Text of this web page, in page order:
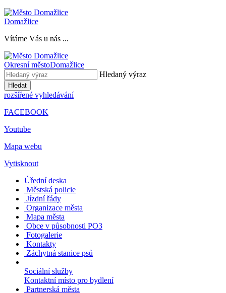
Domažlice
Vítáme Vás u nás ...
Okresní městoDomažlice
Hledaný výraz
Hledat
rozšířené vyhledávání
FACEBOOK
Youtube
Mapa webu
Vytisknout
Úřední deska
Městská policie
Jízdní řády
Organizace města
Mapa města
Obce v působnosti PO3
Fotogalerie
Kontakty
Záchytná stanice psů
Sociální služby
Kontaktní místo pro bydlení
Partnerská města